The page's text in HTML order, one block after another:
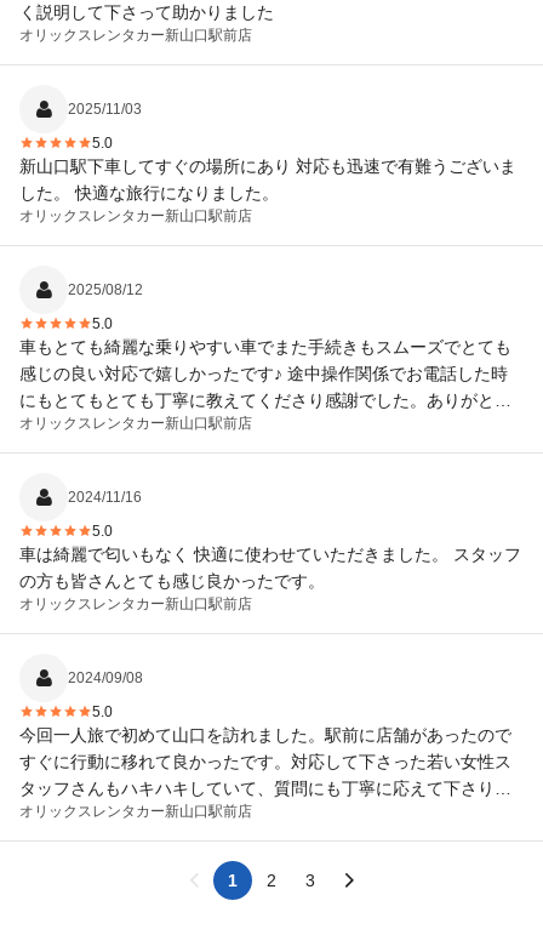
く説明して下さって助かりました
オリックスレンタカー新山口駅前店
2025/11/03
5.0
新山口駅下車してすぐの場所にあり 対応も迅速で有難うございま
した。 快適な旅行になりました。
オリックスレンタカー新山口駅前店
2025/08/12
5.0
車もとても綺麗な乗りやすい車でまた手続きもスムーズでとても
感じの良い対応で嬉しかったです♪ 途中操作関係でお電話した時
にもとてもとても丁寧に教えてくださり感謝でした。ありがとう
ございました。
オリックスレンタカー新山口駅前店
2024/11/16
5.0
車は綺麗で匂いもなく 快適に使わせていただきました。 スタッフ
の方も皆さんとても感じ良かったです。
オリックスレンタカー新山口駅前店
2024/09/08
5.0
今回一人旅で初めて山口を訪れました。駅前に店舗があったので
すぐに行動に移れて良かったです。対応して下さった若い女性ス
タッフさんもハキハキしていて、質問にも丁寧に応えて下さり、
またレンタカーでの旅にはオリックスレンタカーを利用しようと
思いました。
オリックスレンタカー新山口駅前店
1 2 3